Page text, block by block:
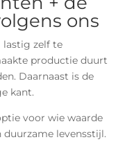
ons
lastig zelf te
productie duurt
Daarnaast is de
kant.
voor wie waarde
levensstijl.